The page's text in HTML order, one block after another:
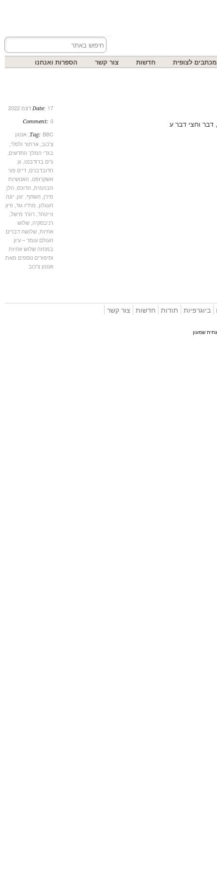
לצופית חדשות צור קשר הספרות ואנחנו
Date:
Comment:
Tag:BBC
,אנטון
צ'כוב,ארתור ולסלי,
בגדי המלך החדשים,
ג'ים ברודבנט,גן
הדובדבנים,דיים פגי
אשקרופט,האנושיות
הבהמית,הדוכס,הלן
,השחף,יגון יונה
העגלון,מת'יו גוד, פיון
ווייטהד,רוג'ר מישל,
רניבסקיה,שלוש
אחיות,שלושה דברים
העולם עומד – עיון
במחזה שלוש אחיות
וסיפורים נוספים מאת
אנטון צ'כוב
תודות חדשות צור קשר
שמעון